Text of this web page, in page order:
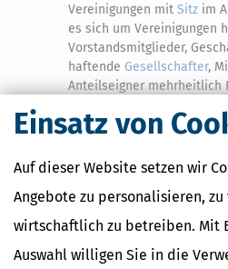
Einsatz von
Auf dieser Website setzen wir
Angebote zu personalisieren, zu
wirtschaftlich zu betreiben. Mit
Auswahl willigen Sie in die
Vereinigungen mitSitz im
es sich um Vereinigungen
Vorstandsmitglieder,
haftendeGesellschafter,
Anteilseigner mehrheitlich
Berufen in der Ausbildung
Voraussetzungen für die
entsprechen,
europäischen